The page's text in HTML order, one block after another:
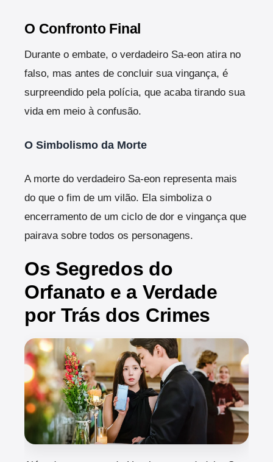
O Confronto Final
Durante o embate, o verdadeiro Sa-eon atira no
falso, mas antes de concluir sua vingança, é
surpreendido pela polícia, que acaba tirando sua
vida em meio à confusão.
O Simbolismo da Morte
A morte do verdadeiro Sa-eon representa mais
do que o fim de um vilão. Ela simboliza o
encerramento de um ciclo de dor e vingança que
pairava sobre todos os personagens.
Os Segredos do
Orfanato e a Verdade
por Trás dos Crimes